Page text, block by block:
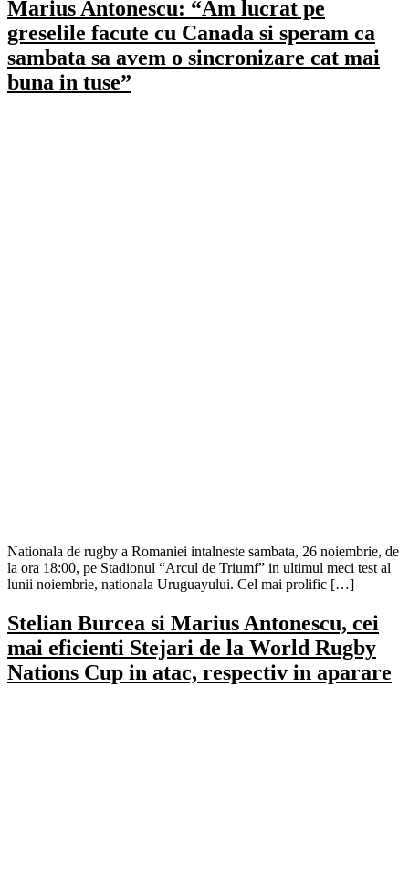
Marius Antonescu: “Am lucrat pe
greselile facute cu Canada si speram ca
sambata sa avem o sincronizare cat mai
buna in tuse”
Nationala de rugby a Romaniei intalneste sambata, 26 noiembrie, de
la ora 18:00, pe Stadionul “Arcul de Triumf” in ultimul meci test al
lunii noiembrie, nationala Uruguayului. Cel mai prolific […]
Stelian Burcea si Marius Antonescu, cei
mai eficienti Stejari de la World Rugby
Nations Cup in atac, respectiv in aparare